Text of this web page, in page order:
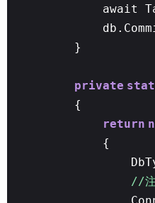
await
}
private
{
return
{
//注